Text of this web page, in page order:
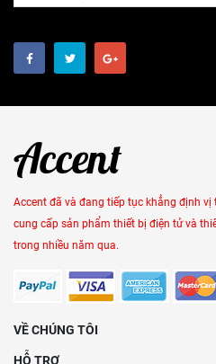
Accent đã và đang tiếp tục khẳng định
cung cấp sản phẩm thiết bị điện tử và
trong nhiều năm qua.
VỀ CHÚNG TÔI
HỖ TRỢ